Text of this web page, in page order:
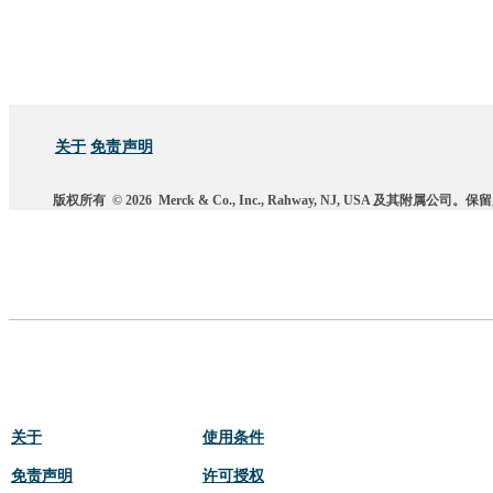
关于 免责声明
版权所有 © 2026 Merck & Co., Inc., Rahway, NJ, USA 及其附属公司。保
关于
免责声明
使用条件
许可授权